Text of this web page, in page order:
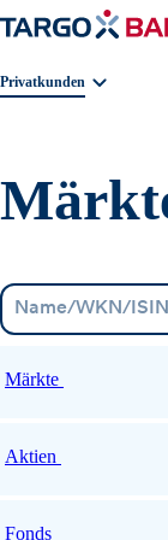
Privatkunden
Märkte
Aktien
Fonds